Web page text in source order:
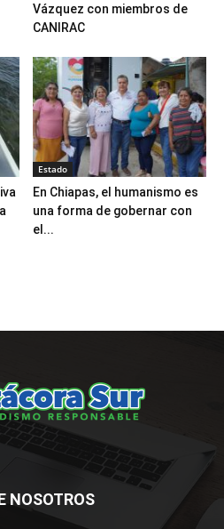
Vázquez con miembros de
CANIRAC
Estado
En Chiapas, el humanismo es
una forma de gobernar con
el...
NOSOTROS